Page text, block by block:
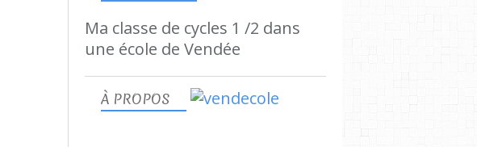
Ma classe de cycles 1 /2 dans
une école de Vendée
À PROPOS